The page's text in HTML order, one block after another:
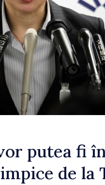
putea fi
de la